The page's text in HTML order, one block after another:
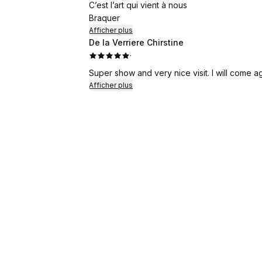
C’est l’art qui vient à nous
Braquer
Afficher plus
De la Verriere Chirstine
·
Super show and very nice visit. I will come
Afficher plus